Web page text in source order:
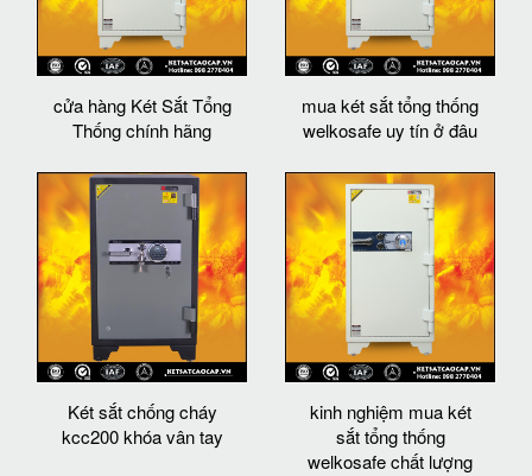
cửa hàng Két Sắt Tổng
Thống chính hãng
mua két sắt tổng thống
welkosafe uy tín ở đâu
Két sắt chống cháy
kcc200 khóa vân tay
kinh nghiệm mua két
sắt tổng thống
welkosafe chất lượng